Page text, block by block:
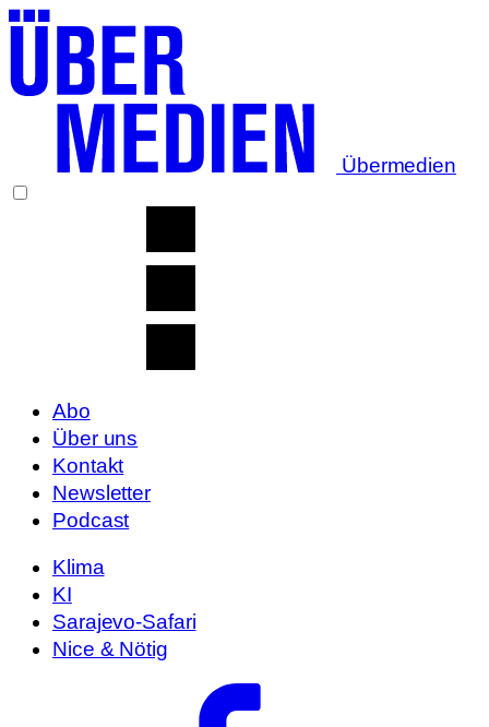
Übermedien
Abo
Über uns
Kontakt
Newsletter
Podcast
Klima
KI
Sarajevo-Safari
Nice & Nötig